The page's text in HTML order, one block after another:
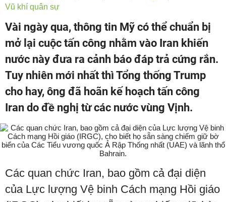
Vũ khí quân sự
Vài ngày qua, thông tin Mỹ có thể chuẩn bị
mở lại cuộc tấn công nhằm vào Iran khiến
nước này đưa ra cảnh báo đáp trả cứng rắn.
Tuy nhiên mới nhất thì Tổng thống Trump
cho hay, ông đã hoãn kế hoạch tấn công
Iran do đề nghị từ các nước vùng Vịnh.
Các quan chức Iran, bao gồm cả đại diện
của Lực lượng Vệ binh Cách mạng Hồi giáo